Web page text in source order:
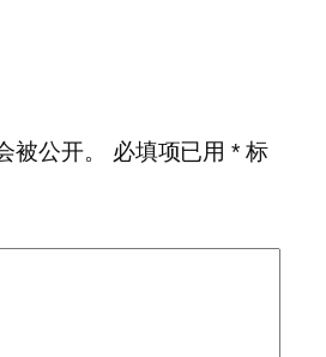
被公开。
必填项已用* 标